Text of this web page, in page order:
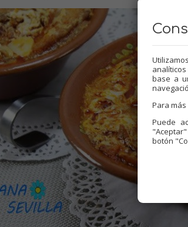
base a
Para
Puede
botón